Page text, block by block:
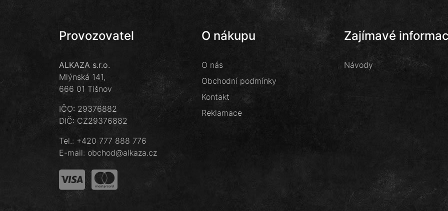
Provozovatel
ALKAZA s.r.o.
Mlýnská 141,
666 01 Tišnov
IČO: 29376882
DIČ: CZ29376882
Tel.: +420 777 888 776
E-mail: obchod@alkaza.cz
O nákupu
O nás
Obchodní podmínky
Kontakt
Reklamace
Zajímavé
Návody